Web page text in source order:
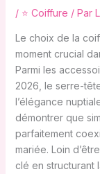
/ ⭐ Coiffure / Par
Le choix de la
moment crucial
Parmi les
2026, le serre-
l’élégance
démontrer que
parfaitement
mariée. Loin
clé en structurant